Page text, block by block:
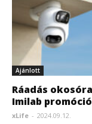
Ajánlott
Ráadás
Imilab
xLife - 2024.09.12.